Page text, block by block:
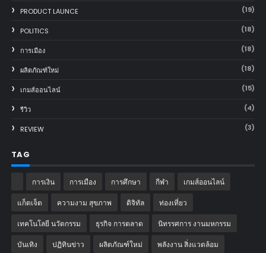
PRODUCT LAUNCE (19)
POLITICS (18)
การเมือง (18)
ผลิตภัณฑ์ใหม่ (18)
เกมส์ออนไลน์ (15)
รีวิว (4)
REVIEW (3)
TAG
การเงิน การเมือง การศึกษา กีฬา เกมส์ออนไลน์
แก็ตเจ็ต ความงาม สุขภาพ ดิจิทัล ท่องเที่ยว
เทคโนโลยี นวัตกรรม ธุรกิจ การตลาด นิทรรศการ งานมหกรรม
บันเทิง ปฏิทินข่าว ผลิตภัณฑ์ใหม่ พลังงาน สิ่งแวดล้อม